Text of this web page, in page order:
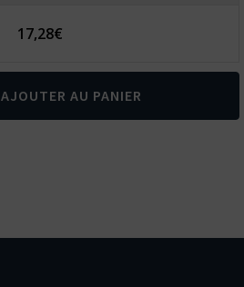
17,28€
AJOUTER AU PANIER